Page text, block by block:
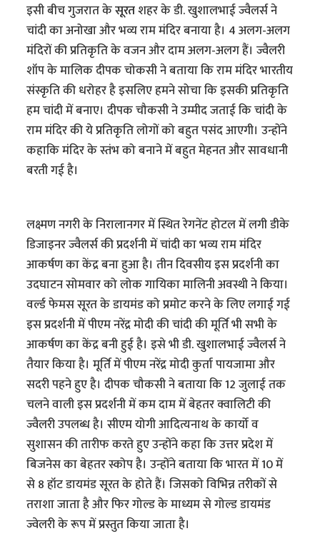
इसी बीच गुजरात केसूरतशहर के डी. खुशालभाई ज्वैलर्स ने
चांदी का अनोखा और भव्य राम मंदिर बनाया है। 4 अलग-अलग
मंदिरों की प्रतिकृति के वजन और दाम अलग-अलग हैं। ज्वैलरी
शॉप के मालिक दीपक चोकसी ने बताया कि राम मंदिर भारतीय
संस्कृति की धरोहर है इसलिए हमने सोचा कि इसकी प्रतिकृति
हम चांदी में बनाए। दीपक चौकसी ने उम्मीद जताई कि चांदी के
राम मंदिर की ये प्रतिकृति लोगों को बहुत पसंद आएगी। उन्होंने
कहाकि मंदिर के स्तंभ को बनाने में बहुत मेहनत और सावधानी
बरती गई है।
लक्ष्मण नगरी के निरालानगर में स्थित रेगनेंट होटल में लगी डीके
डिजाइनर ज्वैलर्स की प्रदर्शनी में चांदी का भव्य राम मंदिर
आकर्षण का केंद्र बना हुआ है। तीन दिवसीय इस प्रदर्शनी का
उदघाटन सोमवार को लोक गायिका मालिनी अवस्थी ने किया।
वर्ल्ड फेमस सूरत के डायमंड को प्रमोट करने के लिए लगाई गई
इस प्रदर्शनी में पीएम नरेंद्र मोदी की चांदी की मूर्ति भी सभी के
आकर्षण का केंद्र बनी हुई है। इसे भी डी. खुशालभाई ज्वैलर्स ने
तैयार किया है। मूर्ति में पीएम नरेंद्र मोदी कुर्ता पायजामा और
सदरी पहने हुए है। दीपक चौकसी ने बताया कि 12 जुलाई तक
चलने वाली इस प्रदर्शनी में कम दाम में बेहतर क्वालिटी की
ज्वैलरी उपलब्ध है। सीएम योगी आदित्यनाथ के कार्यो व
सुशासन की तारीफ करते हुए उन्होंने कहा कि उत्तर प्रदेश में
बिजनेस का बेहतर स्कोप है। उन्होंने बताया कि भारत में 10 में
से 8 हॉट डायमंड सूरत के होते हैं। जिसको विभिन्न तरीकों से
तराशा जाता है और फिर गोल्ड के माध्यम से गोल्ड डायमंड
ज्वेलरी के रूप में प्रस्तुत किया जाता है।